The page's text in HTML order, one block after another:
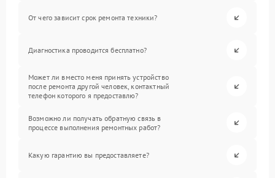
От чего зависит срок ремонта техники?
Диагностика проводится бесплатно?
Может ли вместо меня принять устройство
после ремонта другой человек, контактный
телефон которого я предоставлю?
Возможно ли получать обратную связь в
процессе выполнения ремонтных работ?
Какую гарантию вы предоставляете?